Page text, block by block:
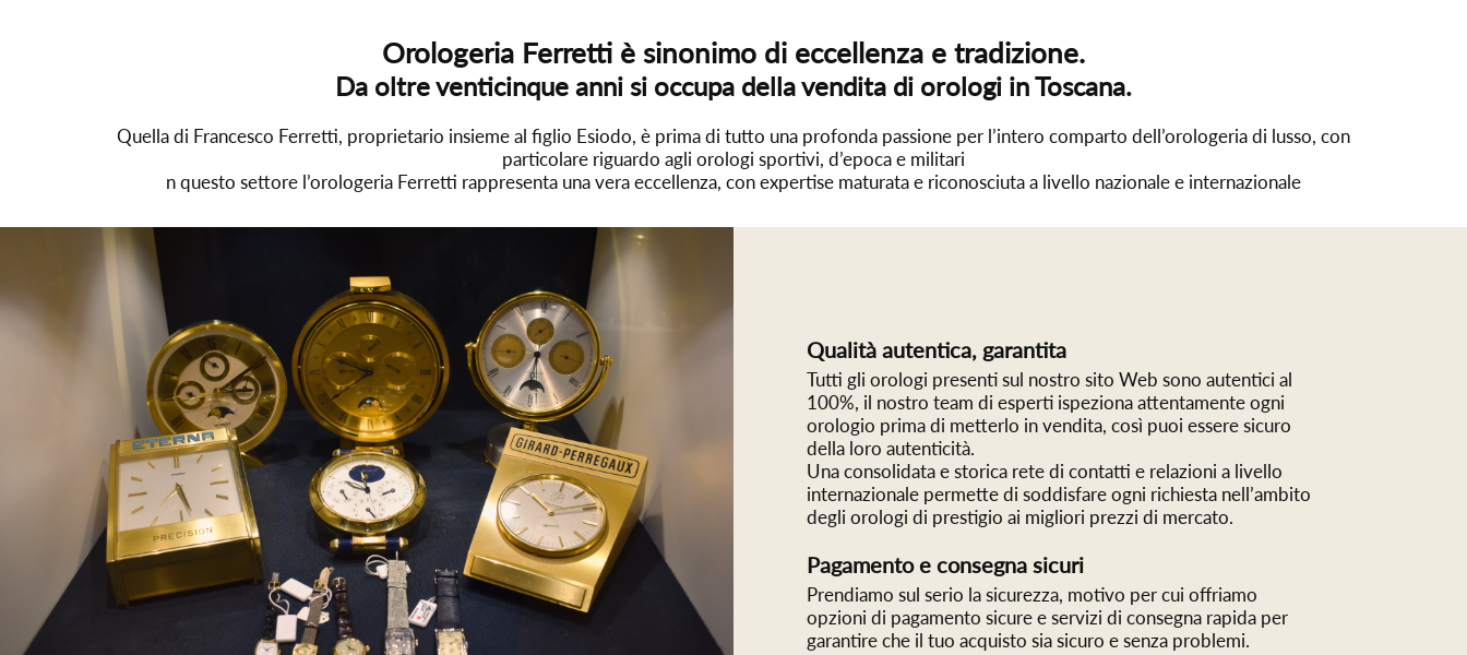
Orologeria Ferretti è sinonimo di eccellenza e tradizione.
Da oltre venticinque anni si occupa della vendita di orologi in Toscana.
Quella di Francesco Ferretti, proprietario insieme al figlio Esiodo, è prima di tutto una profonda passione per l’intero comparto dell’orologeria di lusso, con
particolare riguardo agli orologi sportivi, d’epoca e militari
n questo settore l’orologeria Ferretti rappresenta una vera eccellenza, con expertise maturata e riconosciuta a livello nazionale e internazionale
Qualità autentica, garantita
Tutti gli orologi presenti sul nostro sito Web sono autentici al
100%, il nostro team di esperti ispeziona attentamente ogni
orologio prima di metterlo in vendita, così puoi essere sicuro
della loro autenticità.
Una consolidata e storica rete di contatti e relazioni a livello
internazionale permette di soddisfare ogni richiesta nell’ambito
degli orologi di prestigio ai migliori prezzi di mercato.
Pagamento e consegna sicuri
Prendiamo sul serio la sicurezza, motivo per cui offriamo
opzioni di pagamento sicure e servizi di consegna rapida per
garantire che il tuo acquisto sia sicuro e senza problemi.